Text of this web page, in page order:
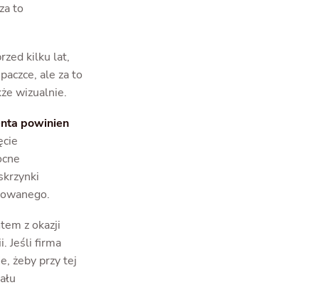
to
kilku lat,
ale za to
wizualnie.
powinien
z okazji
Jeśli firma
żeby przy tej